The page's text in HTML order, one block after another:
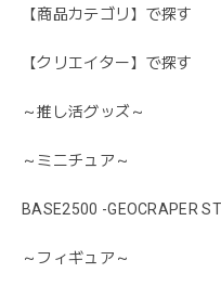
【商品カテゴリ】で探す
【クリエイター】で探す
～推し活グッズ～
～ミニチュア～
BASE2500 -GEOCRAPER
～フィギュア～